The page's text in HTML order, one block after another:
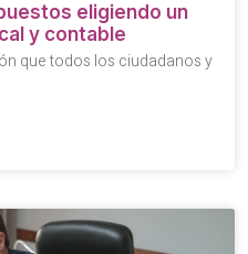
eligiendo un
y contable
que todos los ciudadanos y